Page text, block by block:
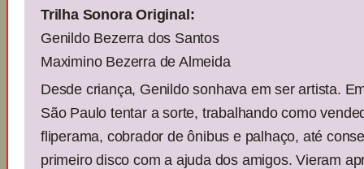
Trilha Sonora Original:
Genildo Bezerra dos Santos
Maximino Bezerra de Almeida
Desde criança, Genildo sonhava em ser artista.
São Paulo tentar a sorte, trabalhando como
fliperama, cobrador de ônibus e palhaço, até
primeiro disco com a ajuda dos amigos. Vieram